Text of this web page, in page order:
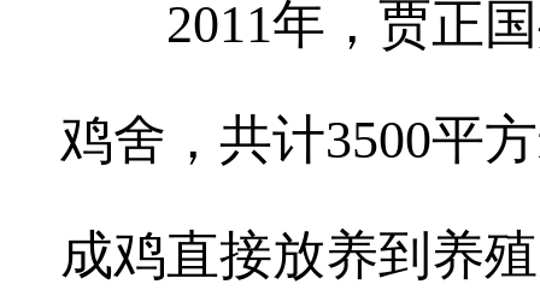
2011年，贾正国
鸡舍，共计3500平
成鸡直接放养到养